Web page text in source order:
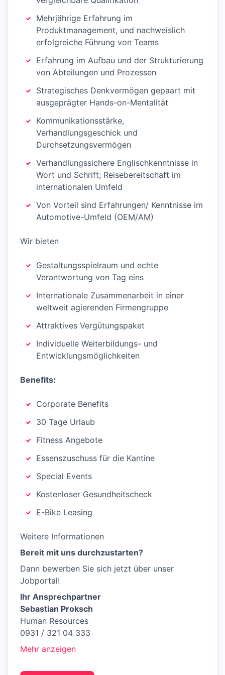
Mehrjährige Erfahrung im
Produktmanagement, und nachweislich
erfolgreiche Führung von Teams
Erfahrung im Aufbau und der Strukturierung
von Abteilungen und Prozessen
Strategisches Denkvermögen gepaart mit
ausgeprägter Hands-on-Mentalität
Kommunikationsstärke,
Verhandlungsgeschick und
Durchsetzungsvermögen
Verhandlungssichere Englischkenntnisse in
Wort und Schrift; Reisebereitschaft im
internationalen Umfeld
Von Vorteil sind Erfahrungen/ Kenntnisse im
Automotive-Umfeld (OEM/AM)
Wir bieten
Gestaltungsspielraum und echte
Verantwortung von Tag eins
Internationale Zusammenarbeit in einer
weltweit agierenden Firmengruppe
Attraktives Vergütungspaket
Individuelle Weiterbildungs- und
Entwicklungsmöglichkeiten
Benefits:
Corporate Benefits
30 Tage Urlaub
Fitness Angebote
Essenszuschuss für die Kantine
Special Events
Kostenloser Gesundheitscheck
E-Bike Leasing
Weitere Informationen
Bereit mit uns durchzustarten?
Dann bewerben Sie sich jetzt über unser
Jobportal!
Ihr Ansprechpartner
Sebastian Proksch
Human Resources
0931 / 321 04 333
Mehr anzeigen